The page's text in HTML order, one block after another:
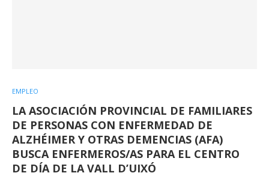
EMPLEO
LA ASOCIACIÓN PROVINCIAL DE FAMILIARES
DE PERSONAS CON ENFERMEDAD DE
ALZHÉIMER Y OTRAS DEMENCIAS (AFA)
BUSCA ENFERMEROS/AS PARA EL CENTRO
DE DÍA DE LA VALL D’UIXÓ